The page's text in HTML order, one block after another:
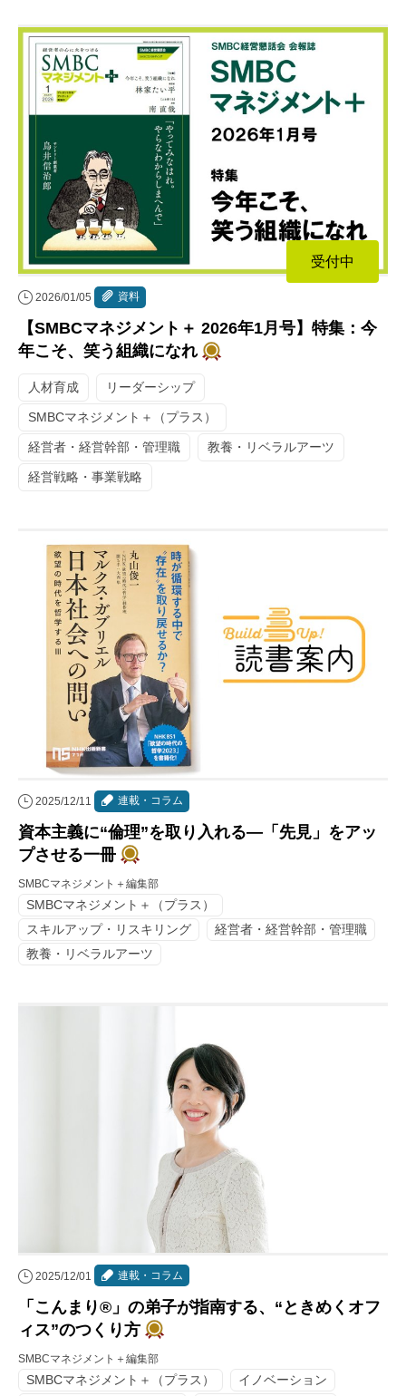
受付中
2026/01/05 資料
【SMBCマネジメント＋ 2026年1月号】特集：今
年こそ、笑う組織になれ
人材育成 リーダーシップ
SMBCマネジメント＋（プラス）
経営者・経営幹部・管理職 教養・リベラルアーツ
経営戦略・事業戦略
2025/12/11 連載・コラム
資本主義に“倫理”を取り入れる―「先見」をアッ
プさせる一冊
SMBCマネジメント＋編集部
SMBCマネジメント＋（プラス）
スキルアップ・リスキリング
経営者・経営幹部・管理職
教養・リベラルアーツ
2025/12/01 連載・コラム
「こんまり®」の弟子が指南する、“ときめくオフ
ィス”のつくり方
SMBCマネジメント＋編集部
SMBCマネジメント＋（プラス）
イノベーション